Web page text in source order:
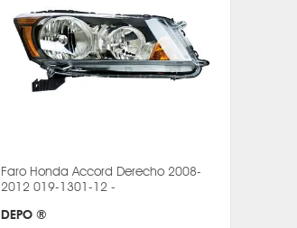
Faro Honda Accord Derecho 2008-
2012 019-1301-12 -
DEPO ®